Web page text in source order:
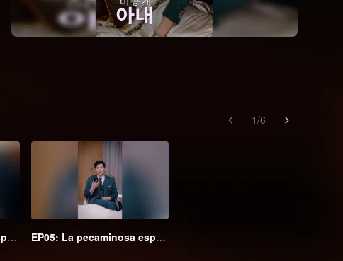
1/6
EP04: La pecaminosa esposa secreta del Maestro Go (Ver. Coreana) EP05: La pecaminosa esposa secreta del Maestro Go (Ver. Coreana)